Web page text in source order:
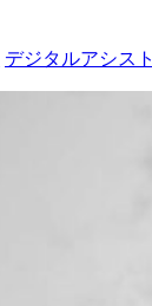
デジタルアシスト